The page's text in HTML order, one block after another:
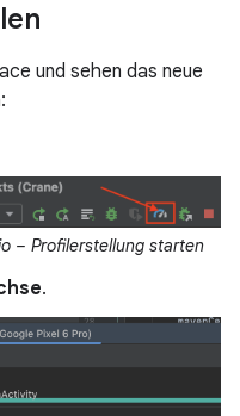
und sehen das neue
– Profilerstellung starten
.